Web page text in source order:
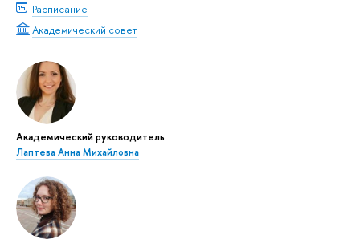
Расписание
Академический совет
Академический руководитель
Лаптева Анна Михайловна